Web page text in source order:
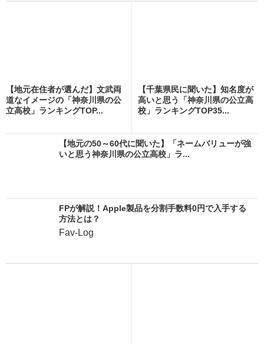
【地元在住者が選んだ】文武両
道なイメージの「神奈川県の公
立高校」ランキングTOP...
【千葉県民に聞いた】知名度が
高いと思う「神奈川県の公立高
校」ランキングTOP35...
【地元の50～60代に聞いた】「ネームバリューが強
いと思う神奈川県の公立高校」ラ...
FPが解説！Apple製品を分割手数料0円で入手する
方法とは？
Fav-Log